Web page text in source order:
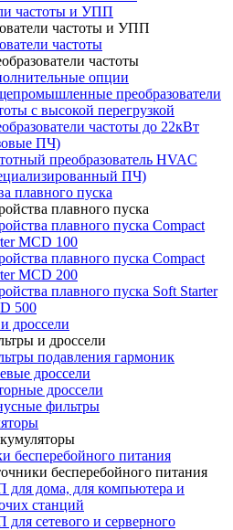
частоты и УПП
частоты и УПП
частоты
частоты
опции
преобразователи
с высокой перегрузкой
частоты до 22кВт
ПЧ)
преобразователь HVAC
ПЧ)
плавного пуска
плавного пуска
плавного пуска Compact
MCD 100
плавного пуска Compact
MCD 200
плавного пуска Soft Starter
500
дроссели
и дроссели
подавления гармоник
дроссели
дроссели
фильтры
бесперебойного питания
бесперебойного питания
для дома, для компьютера и
станций
для сетевого и серверного